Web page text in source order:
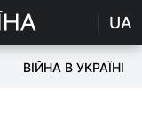
UA
ВІЙНА В УКРАЇНІ